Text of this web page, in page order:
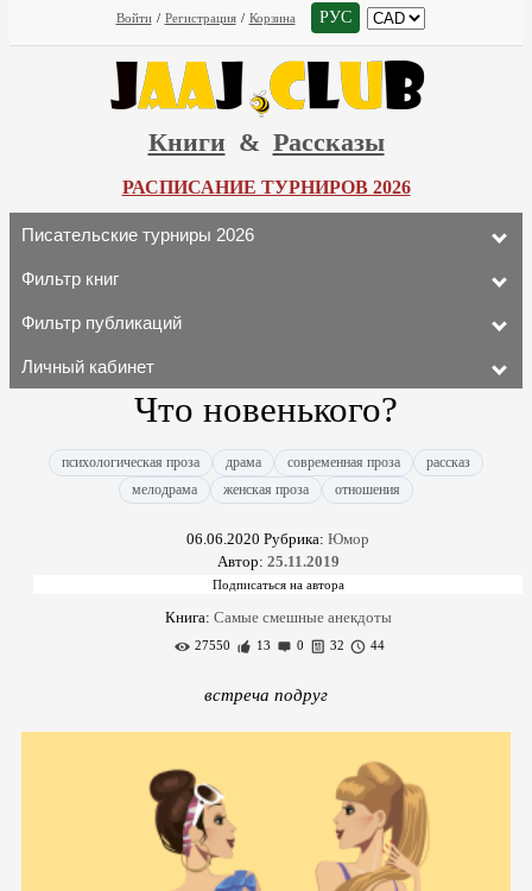
Войти / Регистрация / Корзина РУС
Книги & Рассказы
РАСПИСАНИЕ ТУРНИРОВ 2026
Писательские турниры 2026
Фильтр книг
Фильтр публикаций
Личный кабинет
Что новенького?
психологическая проза драма современная проза
рассказ
мелодрама
женская проза отношения
06.06.2020 Рубрика: Юмор
Автор: 25.11.2019
Книга: Самые смешные анекдоты
27550 13 0 32 44
встреча подруг